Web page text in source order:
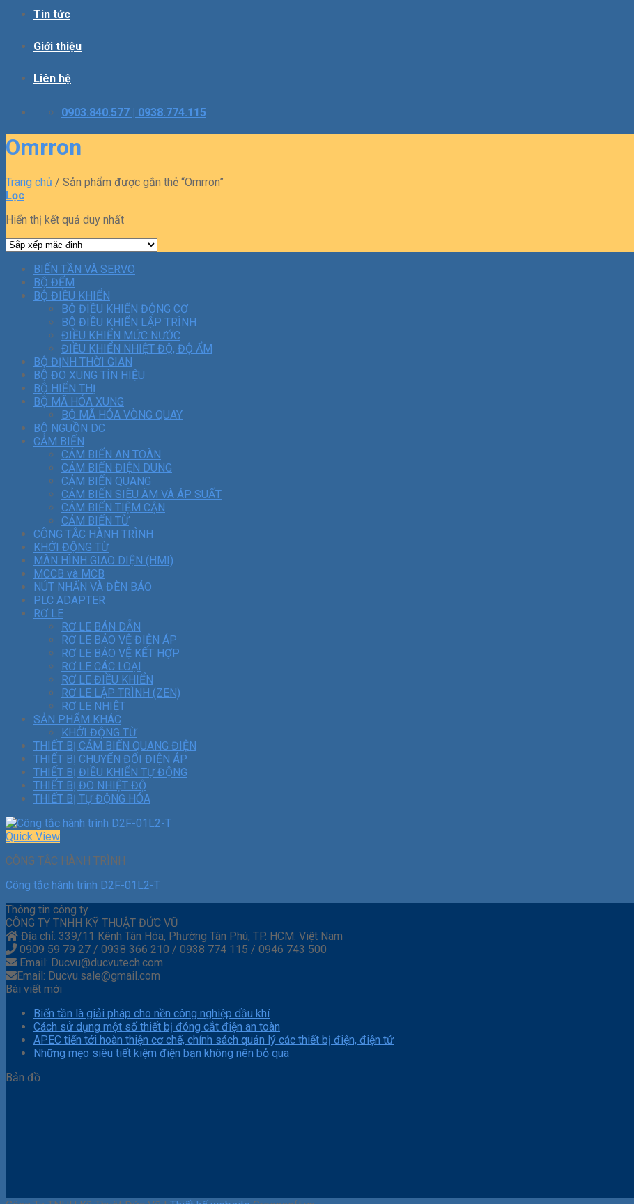
Tin tức
Giới thiệu
Liên hệ
0903.840.577 | 0938.774.115
Omrron
Trang chủ / Sản phẩm được gắn thẻ “Omrron”
Lọc
Hiển thị kết quả duy nhất
BIẾN TẦN VÀ SERVO
BỘ ĐẾM
BỘ ĐIỀU KHIỂN
BỘ ĐIỀU KHIỂN ĐỘNG CƠ
BỘ ĐIỀU KHIỂN LẬP TRÌNH
ĐIỀU KHIỂN MỨC NƯỚC
ĐIỀU KHIỂN NHIỆT ĐỘ, ĐỘ ẨM
BỘ ĐỊNH THỜI GIAN
BỘ ĐO XUNG TÍN HIỆU
BỘ HIỂN THỊ
BỘ MÃ HÓA XUNG
BỘ MÃ HÓA VÒNG QUAY
BỘ NGUỒN DC
CẢM BIẾN
CẢM BIẾN AN TOÀN
CẢM BIẾN ĐIỆN DUNG
CẢM BIẾN QUANG
CẢM BIẾN SIÊU ÂM VÀ ÁP SUẤT
CẢM BIẾN TIỆM CẬN
CẢM BIẾN TỪ
CÔNG TẮC HÀNH TRÌNH
KHỞI ĐỘNG TỪ
MÀN HÌNH GIAO DIỆN (HMI)
MCCB và MCB
NÚT NHẤN VÀ ĐÈN BÁO
PLC ADAPTER
RƠ LE
RƠ LE BÁN DẪN
RƠ LE BẢO VỆ ĐIỆN ÁP
RƠ LE BẢO VỆ KẾT HỢP
RƠ LE CÁC LOẠI
RƠ LE ĐIỀU KHIỂN
RƠ LE LẬP TRÌNH (ZEN)
RƠ LE NHIỆT
SẢN PHẨM KHÁC
KHỞI ĐỘNG TỪ
THIẾT BỊ CẢM BIẾN QUANG ĐIỆN
THIẾT BỊ CHUYỂN ĐỔI ĐIỆN ÁP
THIẾT BỊ ĐIỀU KHIỂN TỰ ĐỘNG
THIẾT BỊ ĐO NHIỆT ĐỘ
THIẾT BỊ TỰ ĐỘNG HÓA
Quick View
CÔNG TẮC HÀNH TRÌNH
Công tắc hành trình D2F-01L2-T
Thông tin công ty
CÔNG TY TNHH KỸ THUẬT ĐỨC VŨ
Địa chỉ: 339/11 Kênh Tân Hóa, Phường Tân Phú, TP. HCM. Việt Nam
0909 59 79 27 / 0938 366 210 / 0938 774 115 / 0946 743 500
Email: Ducvu@ducvutech.com
Email: Ducvu.sale@gmail.com
Bài viết mới
Biến tần là giải pháp cho nền công nghiệp dầu khí
Cách sử dụng một số thiết bị đóng cắt điện an toàn
APEC tiến tới hoàn thiện cơ chế, chính sách quản lý các thiết bị điện, điện tử
Những mẹo siêu tiết kiệm điện bạn không nên bỏ qua
Bản đồ